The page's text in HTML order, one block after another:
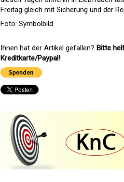
Freitag gleich mit Sicherung und der
Foto: Symbolbild
Ihnen hat der Artikel gefallen? Bitte
Kreditkarte/Paypal!